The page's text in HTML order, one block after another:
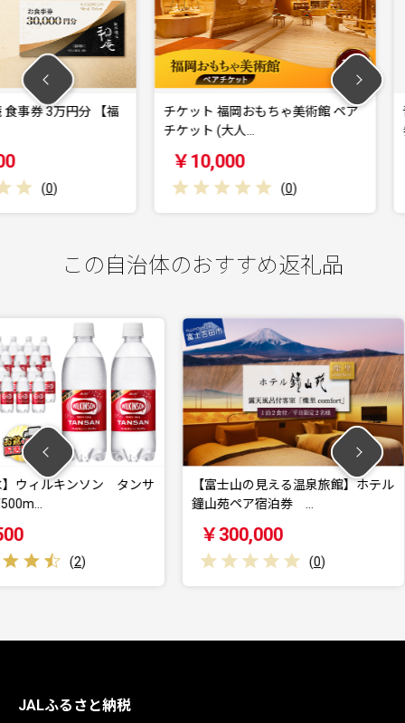
円分 【福
チケット 福岡おもちゃ美術館 ペア
チケット (大人…
￥10,000
(0
青森カン
券
この自治体のおすすめ返礼品
ン タンサ
【富士山の見える温泉旅館】ホテル
鐘山苑ペア宿泊券 …
(0 )
【2025年
JALふるさと納税